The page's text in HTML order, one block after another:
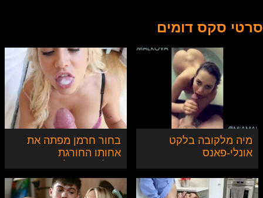
סרטי סקס דומים
מיה מלקובה בלקט
אונלי-פאנס
בחור חרמן מפתה את
אחותו החורגת